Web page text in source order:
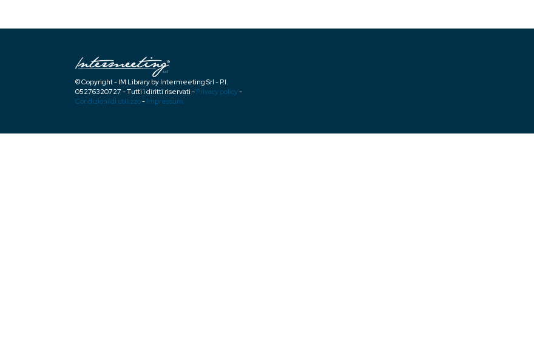
© Copyright - IM Library by Intermeeting Srl - P.I.
05276320727 - Tutti i diritti riservati - Privacy policy-
Condizioni di utilizzo- Impressum